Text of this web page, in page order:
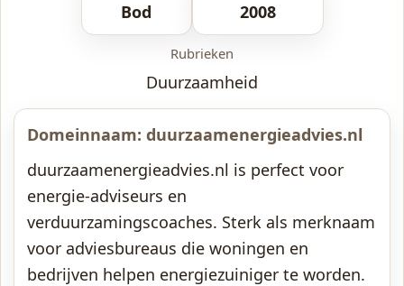
Bod 2008
Rubrieken
Duurzaamheid
Domeinnaam: duurzaamenergieadvies.nl
duurzaamenergieadvies.nl is perfect voor
energie-adviseurs en
verduurzamingscoaches. Sterk als merknaam
voor adviesbureaus die woningen en
bedrijven helpen energiezuiniger te worden.